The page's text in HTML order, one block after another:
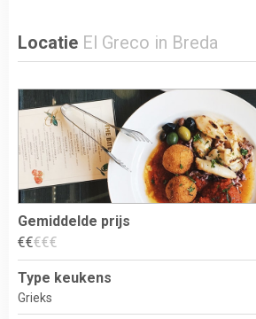
Locatie El Greco in Breda
Gemiddelde prijs
€€€€€
Type keukens
Grieks